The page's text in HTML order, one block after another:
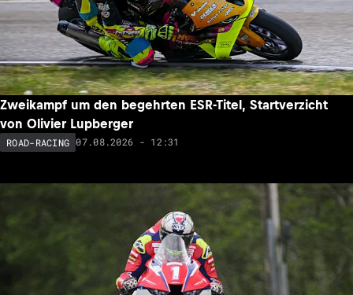
Zweikampf um den begehrten ESR-Titel, Startverzicht
von Olivier Lupberger
ROAD-RACING 07.08.2026 - 12:31